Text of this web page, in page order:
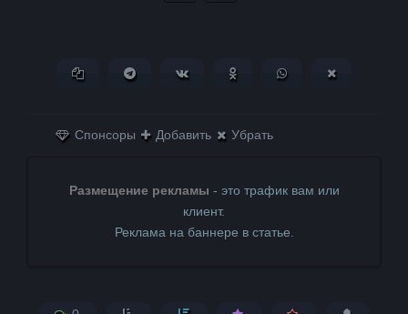
Копировать ссылкуПоделиться в Telegram
Поделиться ВКонтактеПоделиться в
Поделиться в
Спонсоры Добавить Убрать
Размещение рекламы - это трафик вам или
клиент.
Реклама на баннере в статье.